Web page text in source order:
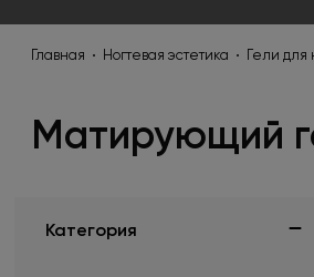
Главная Ногтевая эстетика Гели
Матирующий
Категория